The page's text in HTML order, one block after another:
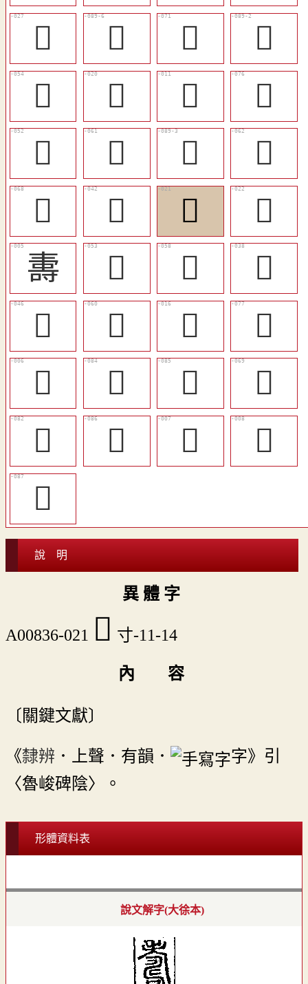
󱉀
󱉸 󱉣
󱉴
󱉖
󱈹 󱈵
󱉧
󱉔
󱉝 󱉵
󱉞
󱉡
󱉋 󱈺
󱈻
夀
󱉕 󱉚
󱉉
󱉏
󱉜 󱈷
󱉨
𤕋
󱉯 󱉰
󱉢
󱉭
󱉱 𦓁
𦓃
󱉲
說 明
異 體 字
A00836-021 󱈺 寸-11-14
內 容
〔關鍵文獻〕
《隸辨 ．上聲．有韻．
字》引
〈魯峻碑陰〉。
形體資料表
說文解字(大徐本)